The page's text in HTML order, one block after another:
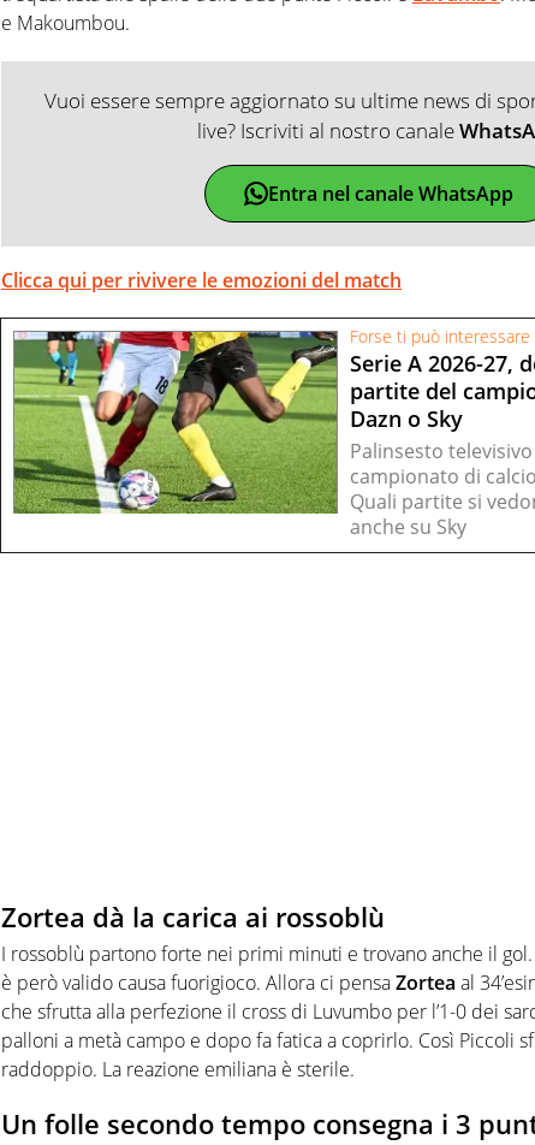
e Makoumbou.
Vuoi essere sempre aggiornato su ultime news di
live? Iscriviti al nostro canale
Entra nel canale WhatsApp
Clicca qui per rivivere le emozioni del match
Forse ti può interessare
Serie A 2026-27,
partite del
Dazn o Sky
Palinsesto
campionato di
Quali partite si
anche su Sky
Zortea dà la carica ai rossoblù
I rossoblù partono forte nei primi minuti e trovano anche il
è però valido causa fuorigioco. Allora ci pensaZortea al
che sfrutta alla perfezione il cross di Luvumbo per l’1-0 dei
palloni a metà campo e dopo fa fatica a coprirlo. Così Piccoli
raddoppio. La reazione emiliana è sterile.
Un folle secondo tempo consegna i 3